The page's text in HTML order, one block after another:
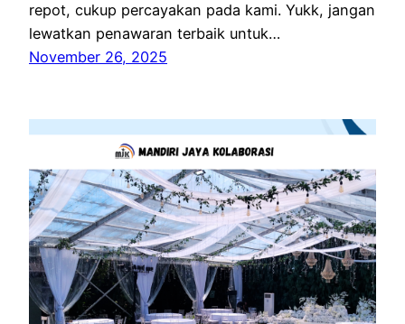
repot, cukup percayakan pada kami. Yukk, jangan
lewatkan penawaran terbaik untuk…
November 26, 2025